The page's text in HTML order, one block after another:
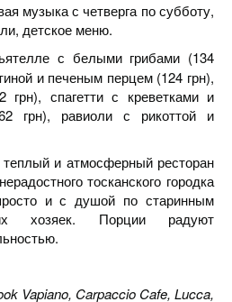
музыка с четверга по субботу,
детское меню.
с белыми грибами (134
и печеным перцем (124 грн),
грн), спагетти с креветками и
грн), равиоли с рикоттой и
и атмосферный ресторан
тосканского городка
и с душой по старинным
хозяек. Порции радуют
Vapiano, Carpaccio Cafe, Lucca,